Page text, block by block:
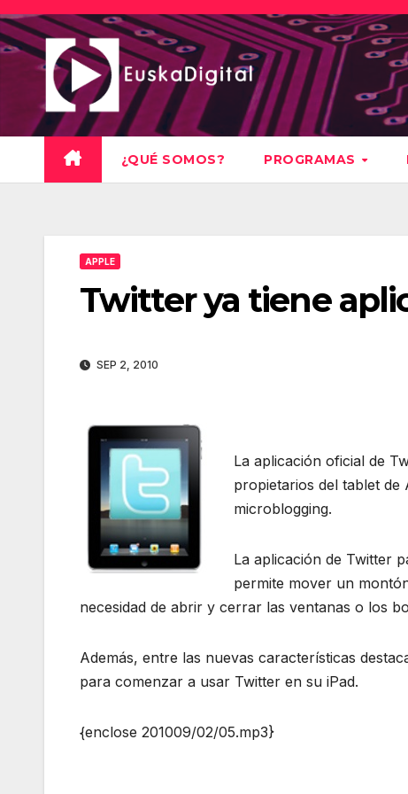
Saltar
al
contenido
¿QUÉ SOMOS? PROGRAMAS
APPLE
Twitter ya tiene
SEP 2, 2010
La aplicación oficial de
propietarios del tablet de
microblogging.
La aplicación de Twitter
permite mover un
necesidad de abrir y cerrar las ventanas o los
Además, entre las nuevas características
para comenzar a usar Twitter en su iPad.
{enclose 201009/02/05.mp3}